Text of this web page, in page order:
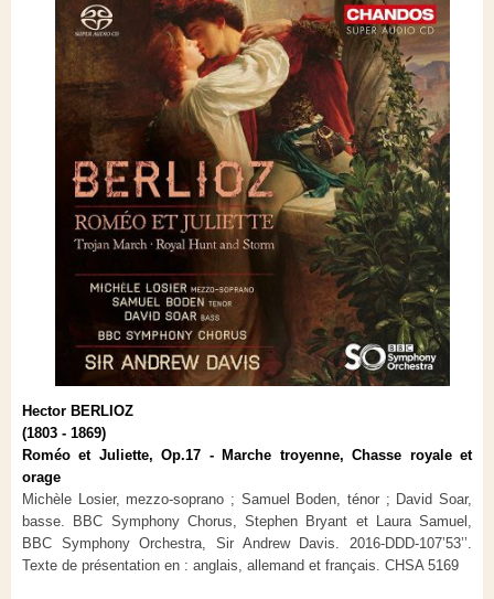
Hector BERLIOZ
(1803 - 1869)
Roméo et Juliette, Op.17 - Marche troyenne, Chasse royale et
orage
Michèle Losier, mezzo-soprano ; Samuel Boden, ténor ; David Soar,
basse. BBC Symphony Chorus, Stephen Bryant et Laura Samuel,
BBC Symphony Orchestra, Sir Andrew Davis. 2016-DDD-107’53’’.
Texte de présentation en : anglais, allemand et français. CHSA 5169